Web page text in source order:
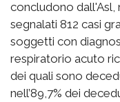
concludono dall'Asl,
segnalati 812 casi
soggetti con
respiratorio acuto
dei quali sono
nell’89,7% dei